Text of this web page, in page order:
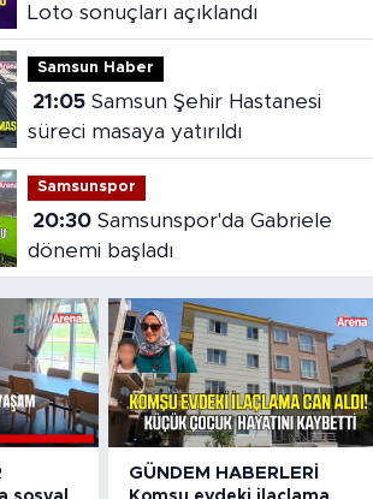
Loto sonuçları açıklandı
Samsun Haber
21:05Samsun Şehir Hastanesi
süreci masaya yatırıldı
Samsunspor
20:30Samsunspor'da Gabriele
dönemi başladı
GÜNDEM HABERLERI